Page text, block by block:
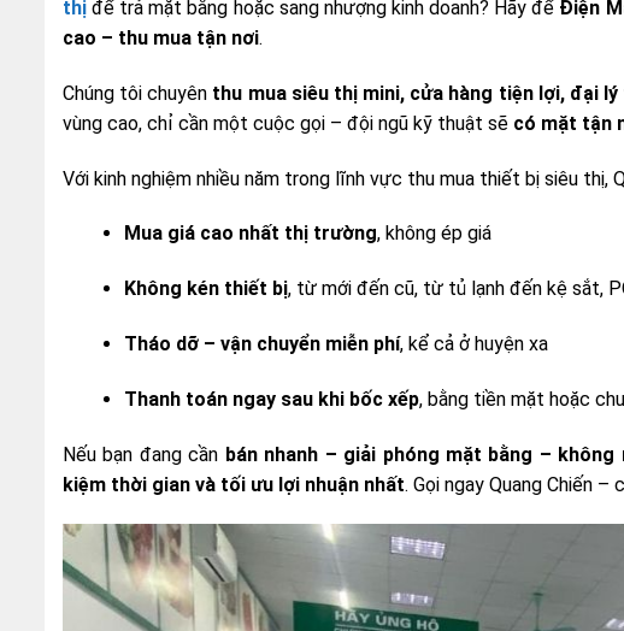
thị để trả mặt bằng hoặc sang nhượng kinh doanh? Hãy để Điện
cao – thu mua tận nơi.
Chúng tôi chuyên thu mua siêu thị mini, cửa hàng tiện lợi, đại
vùng cao, chỉ cần một cuộc gọi – đội ngũ kỹ thuật sẽ có mặt tận
Với kinh nghiệm nhiều năm trong lĩnh vực thu mua thiết bị siêu thị,
Mua giá cao nhất thị trường, không ép giá
Không kén thiết bị, từ mới đến cũ, từ tủ lạnh đến kệ sắt,
Tháo dỡ – vận chuyển miễn phí, kể cả ở huyện xa
Thanh toán ngay sau khi bốc xếp, bằng tiền mặt hoặc
Nếu bạn đang cần bán nhanh – giải phóng mặt bằng –
kiệm thời gian và tối ưu lợi nhuận nhất. Gọi ngay Quang Chiến